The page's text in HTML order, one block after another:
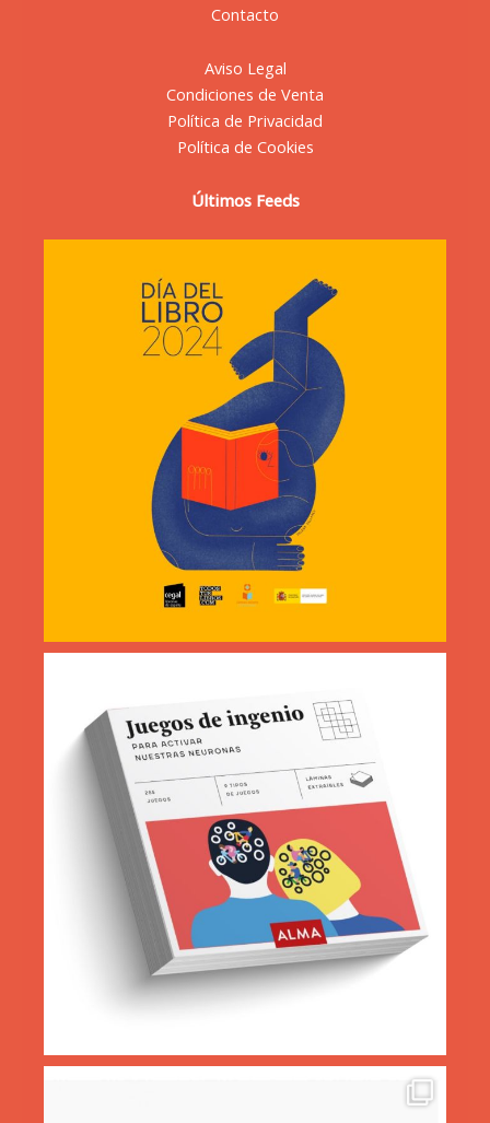
Contacto
Aviso Legal
Condiciones de Venta
Política de Privacidad
Política de Cookies
Últimos Feeds